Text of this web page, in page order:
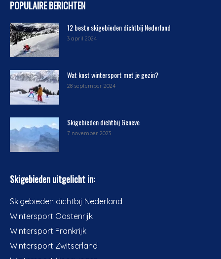
POPULAIRE BERICHTEN
12 beste skigebieden dichtbij Nederland
3 april 2024
Wat kost wintersport met je gezin?
28 september 2024
Skigebieden dichtbij Geneve
7 november 2023
Skigebieden uitgelicht in:
Skigebieden dichtbij Nederland
Wintersport Oostenrijk
Wintersport Frankrijk
Wintersport Zwitserland